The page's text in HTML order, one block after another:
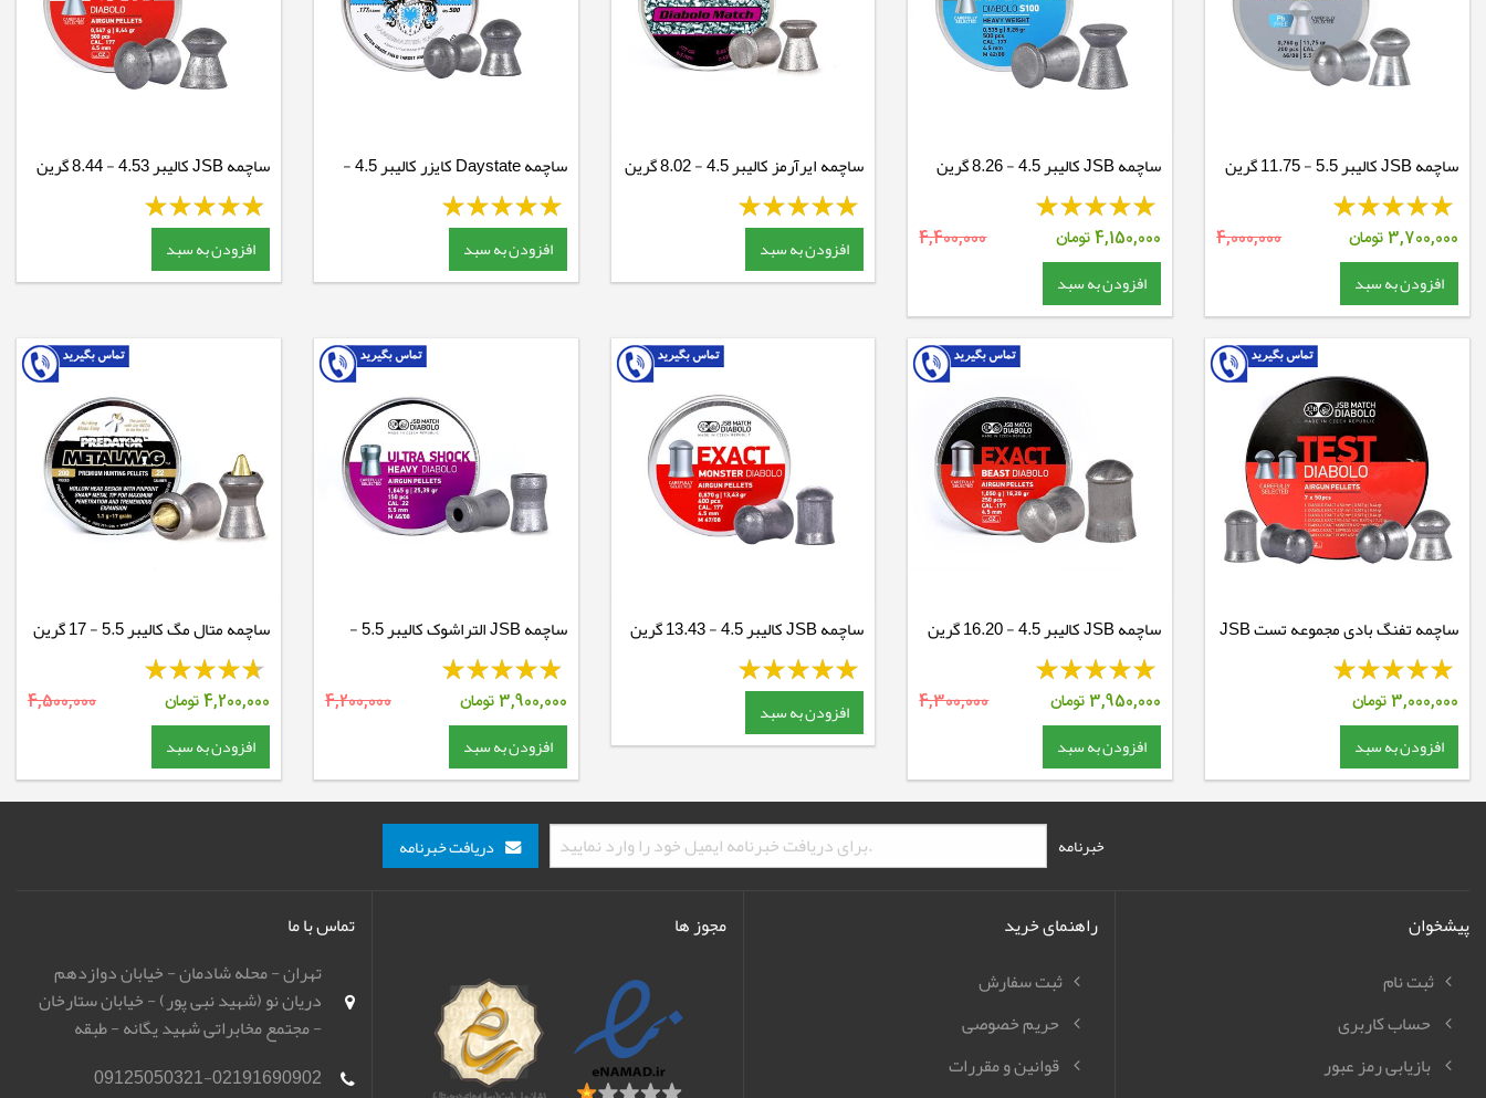
ساچمه JSB کالیبر 5.5 - 11.75 گرین
بدون سرب
3,700,000تومان 4,000,000
افزودن به سبد
ساچمه JSB کالیبر 4.5 - 8.26 گرین
4,150,000تومان 4,400,000
افزودن به سبد
ساچمه ایرآرمز کالیبر 4.5 - 8.02 گرین
افزودن به سبد
ساچمه Daystate کایزر کالیبر 4.5 -
8.64 گرین
افزودن به سبد
ساچمه JSB کالیبر 4.53 - 8.44 گرین
افزودن به سبد
ساچمه تفنگ بادی مجموعه تست JSB
Diabolo Exact
3,000,000تومان
افزودن به سبد
ساچمه JSB کالیبر 4.5 - 16.20 گرین
3,950,000تومان 4,300,000
افزودن به سبد
ساچمه JSB کالیبر 4.5 - 13.43 گرین
افزودن به سبد
ساچمه JSB التراشوک کالیبر 5.5 -
25.39 گرین
3,900,000تومان 4,200,000
افزودن به سبد
ساچمه متال مگ کالیبر 5.5 - 17 گرین
4,200,000تومان 4,500,000
افزودن به سبد
خبرنامه دریافت خبرنامه
پیشخوان
ثبت نام
حساب کاربری
بازیابی رمز عبور
راهنمای خرید
ثبت سفارش
حریم خصوصی
قوانین و مقررات
مجوز ها
تماس با ما
تهران - محله شادمان - خیابان دوازدهم
دریان نو (شهید نبی پور) - خیابان ستارخان
- مجتمع مخابراتی شهید یگانه - طبقه
(مهرگان)
09125050321-02191690902